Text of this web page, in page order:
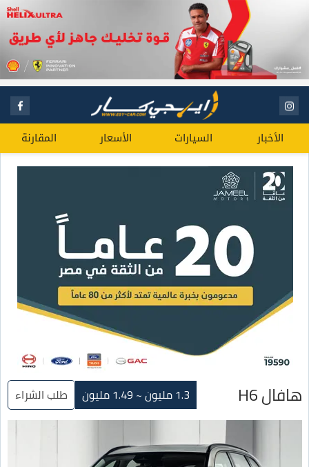
الأخبار السيارات الأسعار المقارنة
هافال H6 1.3 مليون ~ 1.49 مليون طلب الشراء